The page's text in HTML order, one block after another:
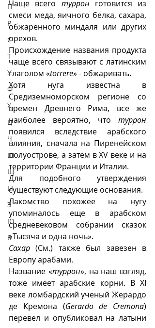
П
Р
С
Т
У
Ф
Х
Ц
Ч
Ш
Щ
Ы
Э
Ю
Я
Чаще всего туррон готовится из
смеси меда, яичного белка, сахара,
обжаренного миндаля или других
орехов.
Происхождение названия продукта
чаще всего связывают с латинским
глаголом «torrere» - обжаривать.
Хотя нуга известна в
Средиземноморском регионе со
времен Древнего Рима, все же
наиболее вероятно, что туррон
появился вследствие арабского
влияния, сначала на Пиренейском
полуострове, а затем в XV веке и на
территории Франции и Италии.
Для подобного утверждения
существуют следующие основания.
Лакомство похожее на нугу
упоминалось еще в арабском
средневековом собрании сказок
«Тысяча и одна ночь».
Сахар (См.) также был завезен в
Европу арабами.
Название «туррон», на наш взгляд,
тоже имеет арабские корни. В XI
веке ломбардский ученый Жерардо
де Кремона (Gerardo de Cremona)
перевел и опубликовал на латыни